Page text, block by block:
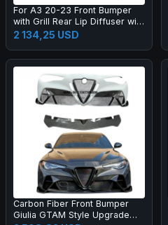
For A3 20-23 Front Bumper
with Grill Rear Lip Diffuser with
Muffler Tip Full RS3 Style
Body Kit
2 134,25 USD
Carbon Fiber Front Bumper
Giulia GTAM Style Upgrade